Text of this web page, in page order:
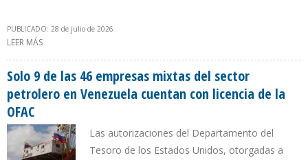
PUBLICADO: 28 de julio de 2026
LEER MÁS
TESORO
Solo 9 de las 46 empresas mixtas del sector
petrolero en Venezuela cuentan con licencia de la
OFAC
Las autorizaciones del Departamento del
Tesoro de los Estados Unidos, otorgadas a